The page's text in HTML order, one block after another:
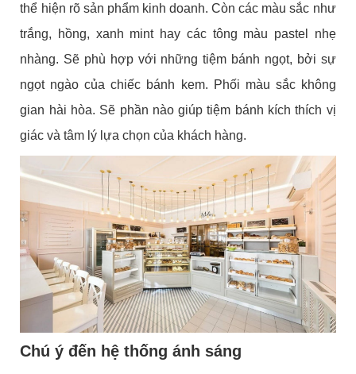
thể hiện rõ sản phẩm kinh doanh. Còn các màu sắc như
trắng, hồng, xanh mint hay các tông màu pastel nhẹ
nhàng. Sẽ phù hợp với những tiệm bánh ngọt, bởi sự
ngọt ngào của chiếc bánh kem. Phối màu sắc không
gian hài hòa. Sẽ phần nào giúp tiệm bánh kích thích vị
giác và tâm lý lựa chọn của khách hàng.
Chú ý đến hệ thống ánh sáng